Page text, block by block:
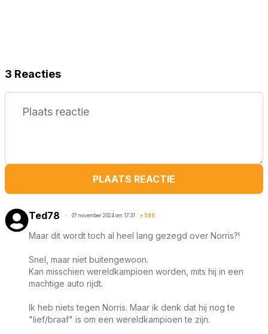
3 Reacties
PLAATS REACTIE
Ted78 07 november 2024 om 17:31 + 586
Maar dit wordt toch al heel lang gezegd over Norris?!
Snel, maar niet buitengewoon.
Kan misschien wereldkampioen worden, mits hij in een
machtige auto rijdt.
Ik heb niets tegen Norris. Maar ik denk dat hij nog te
"lief/braaf" is om een wereldkampioen te zijn.